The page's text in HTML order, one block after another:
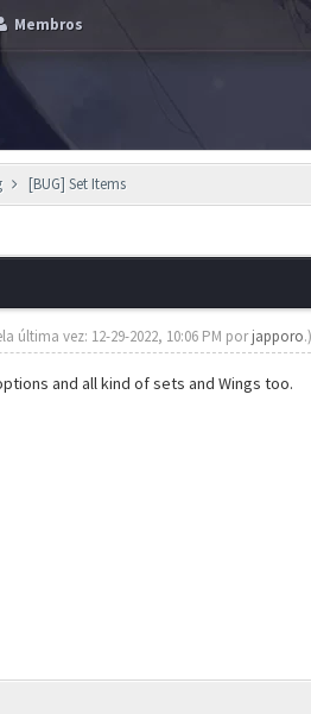
Membros
[BUG] Set Items
última vez: 12-29-2022, 10:06 PM porjapporo.)
and all kind of sets and Wings too.